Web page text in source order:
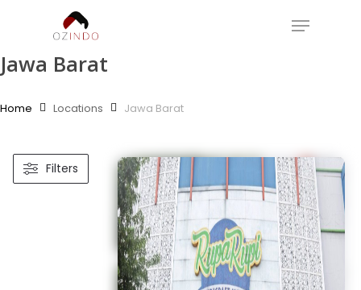
content
Menu
Jawa Barat
Home Locations Jawa Barat
Filters